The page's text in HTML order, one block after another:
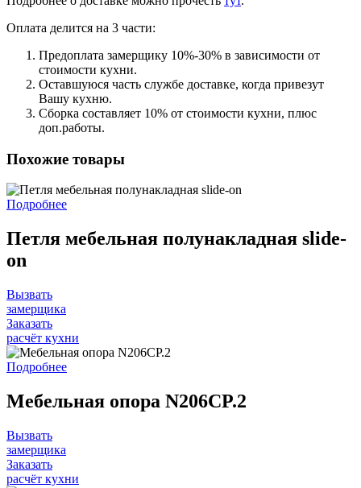
Оплата делится на 3 части:
Предоплата замерщику 10%-30% в зависимости от
стоимости кухни.
Оставшуюся часть службе доставке, когда привезут
Вашу кухню.
Сборка составляет 10% от стоимости кухни, плюс
доп.работы.
Похожие товары
Подробнее
Петля мебельная полунакладная slide-
on
Вызвать
замерщика
Заказать
расчёт кухни
Подробнее
Мебельная опора N206CP.2
Вызвать
замерщика
Заказать
расчёт кухни